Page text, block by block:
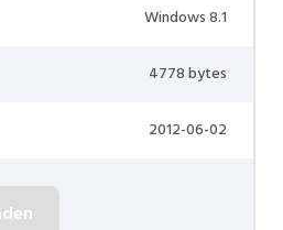
Windows 8.1
4778 bytes
2012-06-02